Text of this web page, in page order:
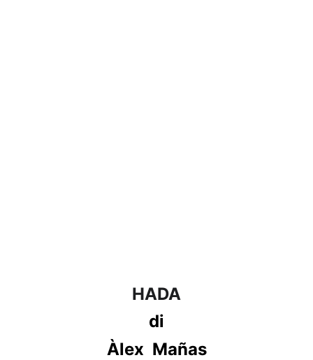
HADA
di
Àlex  Mañas